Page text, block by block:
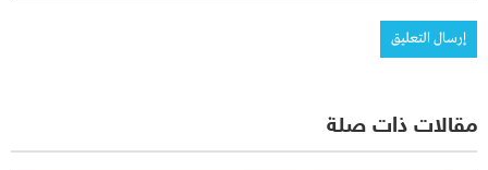
مقالات ذات صلة